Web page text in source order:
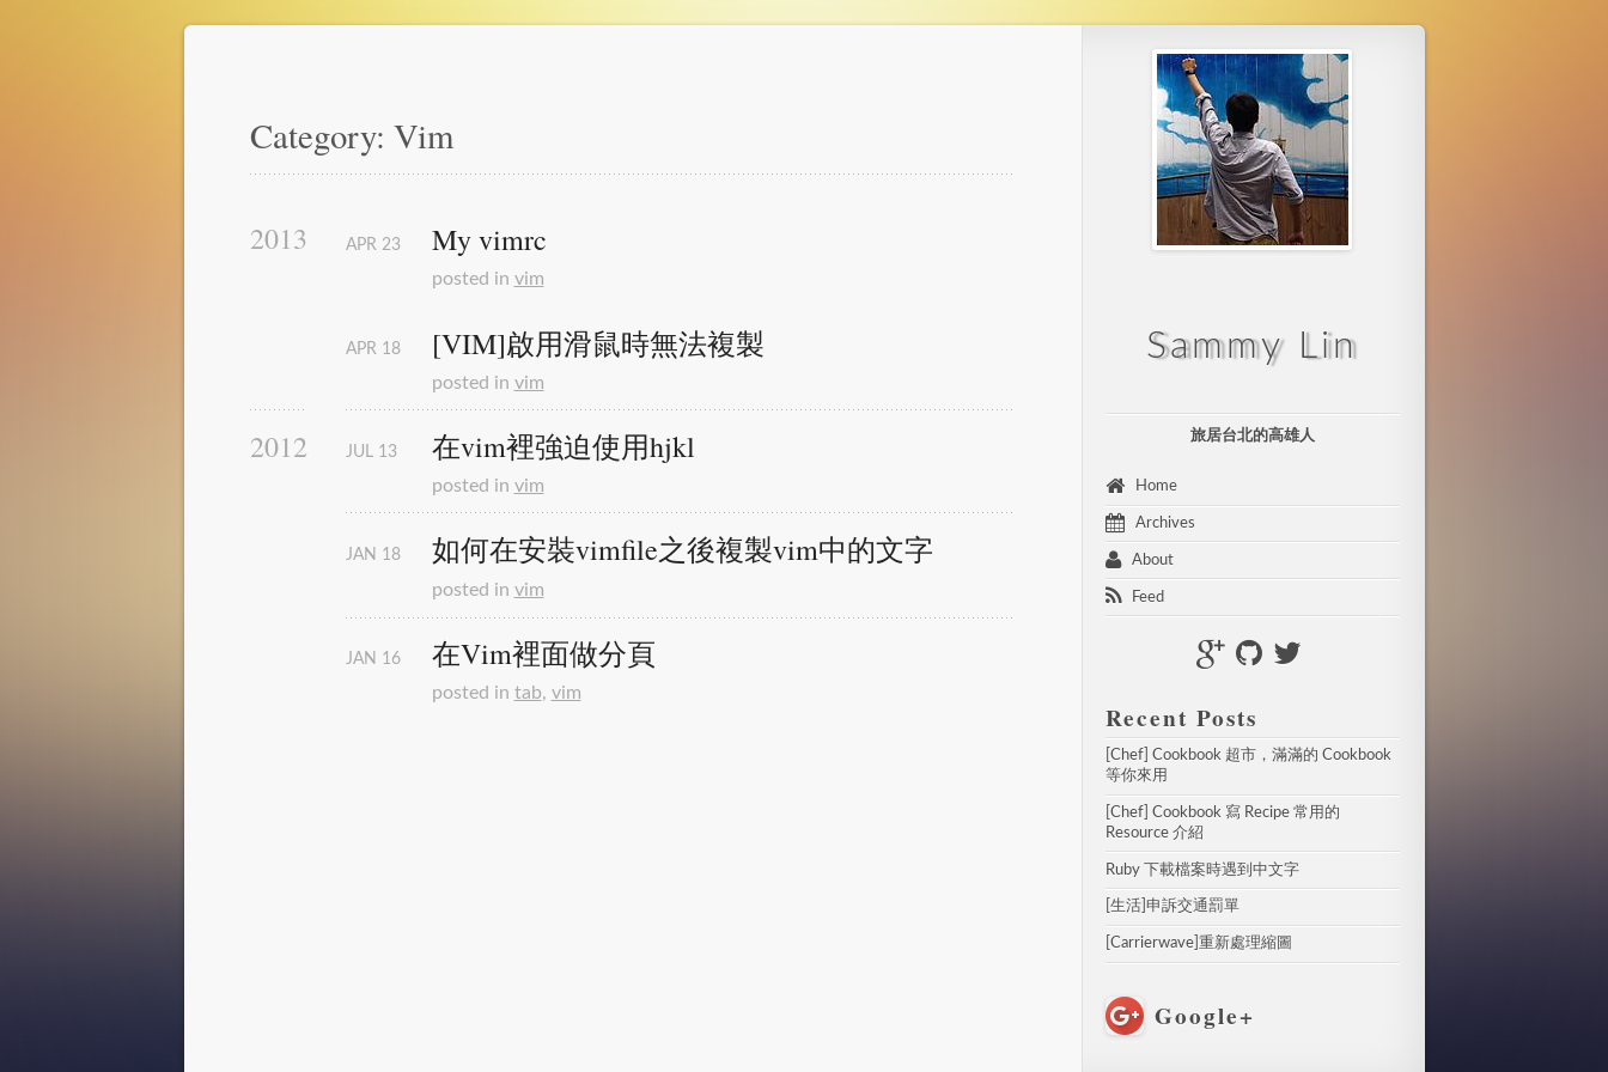
Category: Vim
2013 My vimrc
APR 23
posted in vim
[VIM]啟用滑鼠時無法複製
APR 18
posted in vim
2012 在vim裡強迫使用hjkl
JUL 13
posted in vim
如何在安裝vimfile之後複製vim中的文字
JAN 18
posted in vim
在Vim裡面做分頁
JAN 16
posted in tab, vim
Sammy Lin
旅居台北的高雄人
Home
Archives
About
Feed
Recent Posts
[Chef] Cookbook 超市，滿滿的 Cookbook
等你來用
[Chef] Cookbook 寫 Recipe 常用的
Resource 介紹
Ruby 下載檔案時遇到中文字
[生活]申訴交通罰單
[Carrierwave]重新處理縮圖
Google+